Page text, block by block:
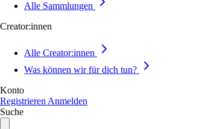
Alle Sammlungen
Creator:innen
Alle Creator:innen
Was können wir für dich tun?
Konto
Registrieren Anmelden
Suche